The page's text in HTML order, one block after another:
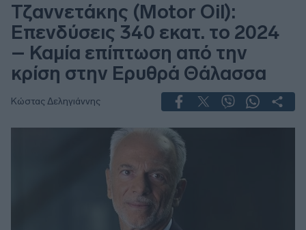
Τζαννετάκης (Motor Oil):
Επενδύσεις 340 εκατ. το 2024
– Καμία επίπτωση από την
κρίση στην Ερυθρά Θάλασσα
Κώστας Δεληγιάννης